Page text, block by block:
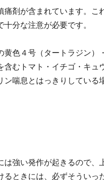
痛剤が含まれています。こ
分な注意が必要です。
黄色４号（タートラジン
含むトマト・イチゴ・キ
ン喘息とはっきりしてい
は強い発作が起きるので
るときには、必ずそういっ